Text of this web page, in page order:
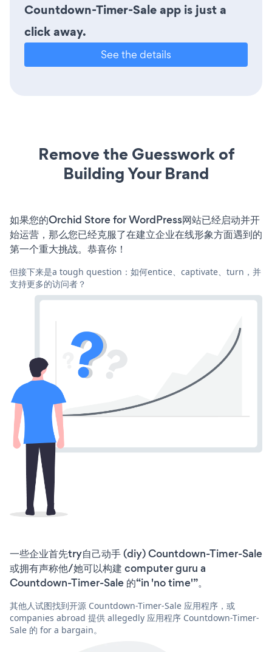
Countdown-Timer-Sale app is just a
click away.
See the details
Remove the Guesswork of
Building Your Brand
如果您的Orchid Store for WordPress网站已经启动并开
始运营，那么您已经克服了在建立企业在线形象方面遇到的
第一个重大挑战。恭喜你！
但接下来是a tough question：如何entice、captivate、turn，并
支持更多的访问者？
一些企业首先try自己动手 (diy) Countdown-Timer-Sale
或拥有声称他/她可以构建 computer guru a
Countdown-Timer-Sale 的“in 'no time'”。
其他人试图找到开源 Countdown-Timer-Sale 应用程序，或
companies abroad 提供 allegedly 应用程序 Countdown-Timer-
Sale 的 for a bargain。